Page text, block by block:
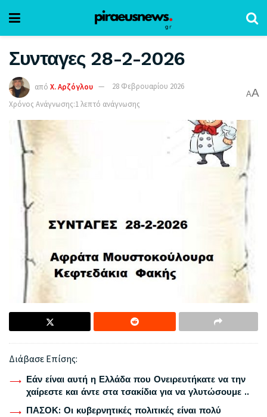
Συνταγες 28-2-2026
από Χ. Αρζόγλου
28 Φεβρουαρίου 2026
Χρόνος Ανάγνωσης:1 λεπτό ανάγνωσης
AA
Διάβασε Επίσης:
Εάν είναι αυτή η Ελλάδα που Ονειρευτήκατε να την
χαίρεστε και άντε στα τσακίδια για να γλυτώσουμε ..
ΠΑΣΟΚ: Οι κυβερνητικές πολιτικές είναι πολύ